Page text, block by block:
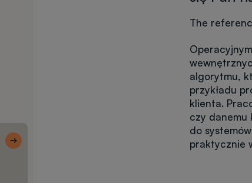
The
algorytmu,
przykładu
klienta.
czy danemu
do
praktycznie